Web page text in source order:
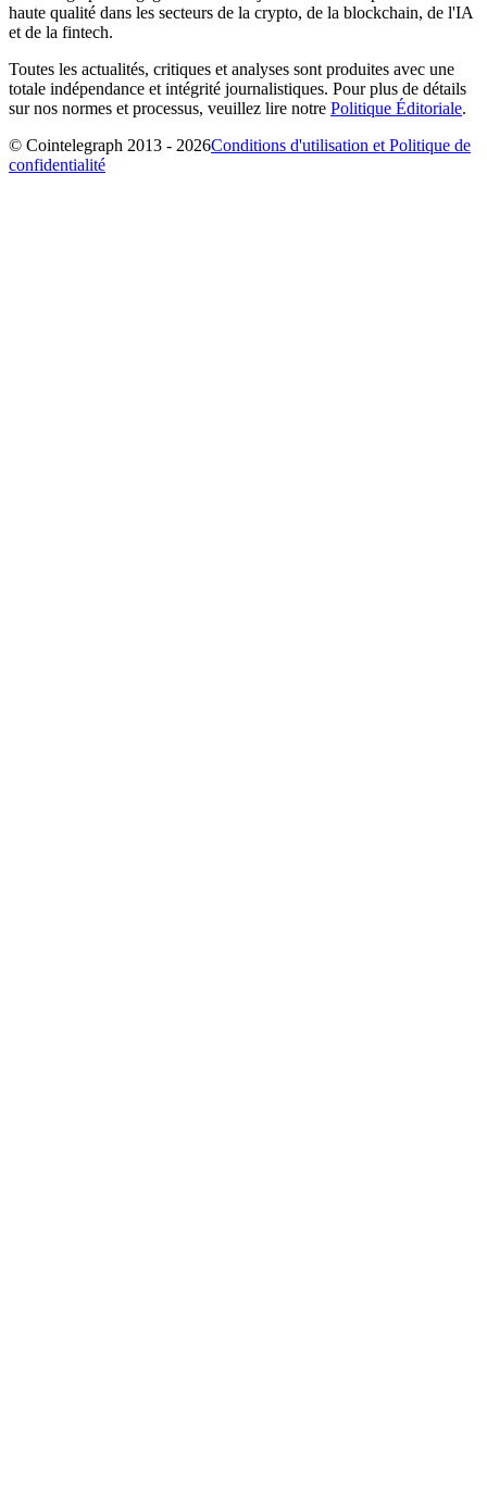
haute qualité dans les secteurs de la crypto, de la blockchain, de l'IA
et de la fintech.
Toutes les actualités, critiques et analyses sont produites avec une
totale indépendance et intégrité journalistiques. Pour plus de détails
sur nos normes et processus, veuillez lire notre Politique Éditoriale.
© Cointelegraph 2013 - 2026Conditions d'utilisation et Politique de
confidentialité